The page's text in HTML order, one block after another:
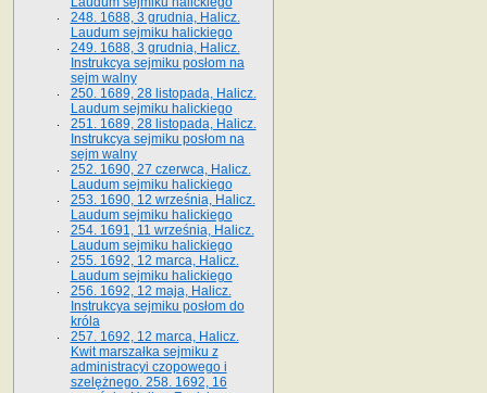
248. 1688, 3 grudnia, Halicz.
Laudum sejmiku halickiego
249. 1688, 3 grudnia, Halicz.
Instrukcya sejmiku posłom na
sejm walny
250. 1689, 28 listopada, Halicz.
Laudum sejmiku halickiego
251. 1689, 28 listopada, Halicz.
Instrukcya sejmiku posłom na
sejm walny
252. 1690, 27 czerwca, Halicz.
Laudum sejmiku halickiego
253. 1690, 12 września, Halicz.
Laudum sejmiku halickiego
254. 1691, 11 września, Halicz.
Laudum sejmiku halickiego
255. 1692, 12 marca, Halicz.
Laudum sejmiku halickiego
256. 1692, 12 maja, Halicz.
Instrukcya sejmiku posłom do
króla
257. 1692, 12 marca, Halicz.
Kwit marszałka sejmiku z
administracyi czopowego i
szelężnego. 258. 1692, 16